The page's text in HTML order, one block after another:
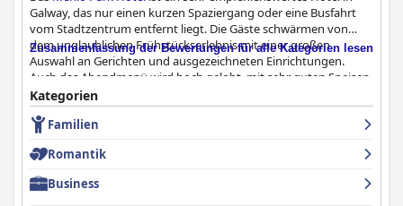
Galway, das nur einen kurzen Spaziergang oder eine Busfahrt
vom Stadtzentrum entfernt liegt. Die Gäste schwärmen von
dem unglaublichen Frühstückserlebnis mit einer großen
Auswahl an Gerichten und ausgezeichneten Einrichtungen.
Auch das Abendmenü wird hoch gelobt, mit sehr guten Speisen
zu einem fairen Preis. Die Zimmer sind komfortabel, geräumig
und makellos sauber mit bequemen Betten, die die Gäste lieben.
Das Personal ist außergewöhnlich und tut alles, um den Gästen
auch für seine Sauberkeit und seine moderne Einrichtung
gelobt. Während einige Gäste die Entfernung zum
Stadtzentrum als etwas mühsam oder als teure Taxifahrt
Zusammenfassung der Bewertungen für alle Kategorien lesen
Kategorien
Familien
Romantik
Business